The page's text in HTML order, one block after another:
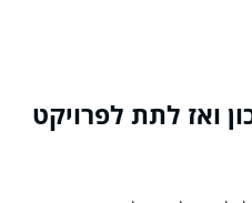
ואז לתת לפרויקט